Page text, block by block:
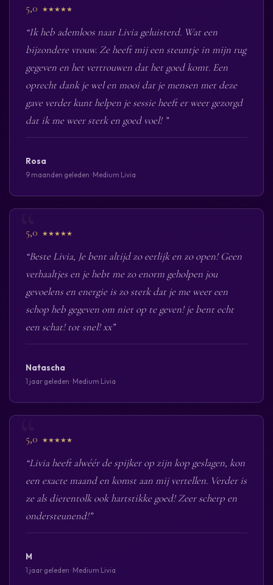
5,0 ★★★★★
“Ik heb ademloos naar Livia geluisterd. Wat een
bijzondere vrouw. Ze heeft mij een steuntje in mijn rug
gegeven en het vertrouwen dat het goed komt. Een
oprecht dank je wel en mooi dat je mensen met deze
gave verder kunt helpen je sessie heeft er weer gezorgd
dat ik me weer sterk en goed voel! ”
Rosa
9 maanden geleden · Medium Livia
5,0 ★★★★★
“Beste Livia, Je bent altijd zo eerlijk en zo open! Geen
verhaaltjes en je hebt me zo enorm geholpen jou
gevoelens en energie is zo sterk dat je me weer een
schop heb gegeven om niet op te geven! je bent echt
een schat! tot snel! xx”
Natascha
1 jaar geleden · Medium Livia
5,0 ★★★★★
“Livia heeft alwéér de spijker op zijn kop geslagen, kon
een exacte maand en komst aan mij vertellen. Verder is
ze als dierentolk ook hartstikke goed! Zeer scherp en
ondersteunend!”
M
1 jaar geleden · Medium Livia